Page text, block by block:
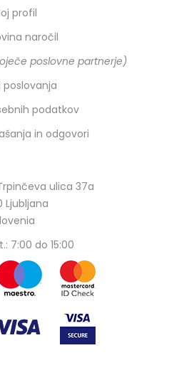
profil
naročil
poslovne partnerje)
poslovanja
podatkov
in odgovori
ulica 37a
Ljubljana
7:00 do 15:00